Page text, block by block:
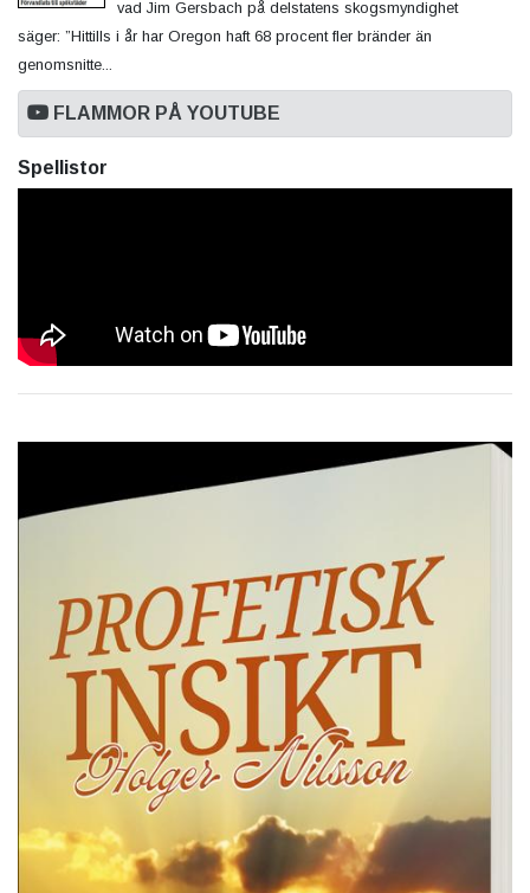
vad Jim Gersbach på delstatens skogsmyndighet
säger: ”Hittills i år har Oregon haft 68 procent fler bränder än
genomsnitte...
FLAMMOR PÅ YOUTUBE
Spellistor